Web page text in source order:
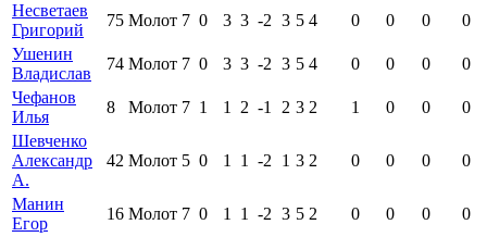
Несветаев
Григорий
75 Молот 7 0 3 3 -2 3 5 4 0 0 0
0
Ушенин
Владислав
74 Молот 7 0 3 3 -2 3 5 4 0 0 0
0
Чефанов
Илья
8 Молот 7 1 1 2 -1 2 3 2 1 0 0
0
Шевченко
Александр
А.
42 Молот 5 0 1 1 -2 1 3 2 0 0 0 0
Манин
Егор
16 Молот 7 0 1 1 -2 3 5 2 0 0 0
0